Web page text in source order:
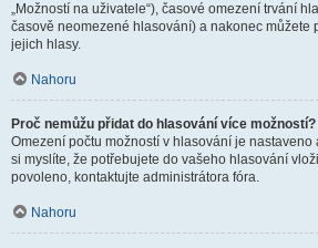
„Možností na uživatele“), časové omezení trvání
časově neomezené hlasování) a nakonec můžete
jejich hlasy.
Nahoru
Proč nemůžu přidat do hlasování více možností?
Omezení počtu možností v hlasování je nastaveno
si myslíte, že potřebujete do vašeho hlasování
povoleno, kontaktujte administrátora fóra.
Nahoru